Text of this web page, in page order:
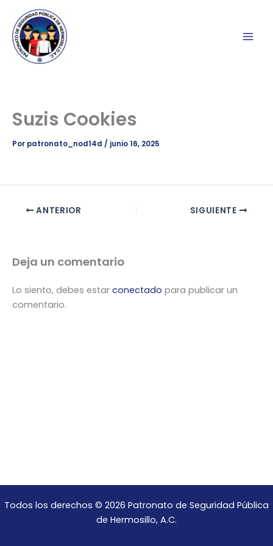
contenido
Suzis Cookies
Por patronato_nod14d / junio 16, 2025
ANTERIOR SIGUIENTE
Deja un comentario
Lo siento, debes estar conectado para publicar un
comentario.
Todos los derechos © 2026 Patronato de Seguridad Pública
de Hermosillo, A.C.